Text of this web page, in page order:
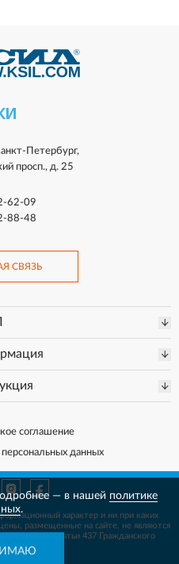
Петербург,
просп., д. 25
62-09
88-48
СВЯЗЬ
соглашение
данных
характер и ни при каких
размещенные на сайте, неявляются
Статьи 437 Гражданского
РФ.
— в нашей политике
.